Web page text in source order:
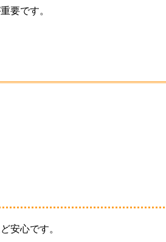
要です。
安心です。